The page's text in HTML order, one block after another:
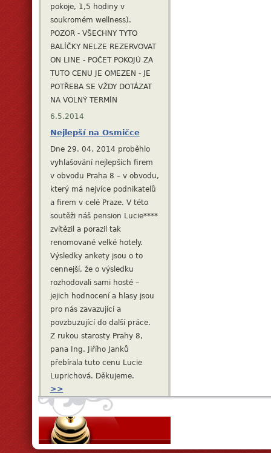
pokoje, 1,5 hodiny v
soukromém wellness).
POZOR - VŠECHNY TYTO
BALÍČKY NELZE REZERVOVAT
ON LINE - POČET POKOJÚ ZA
TUTO CENU JE OMEZEN - JE
POTŘEBA SE VŽDY DOTÁZAT
NA VOLNÝ TERMÍN
6.5.2014
Nejlepší na Osmičce
Dne 29. 04. 2014 proběhlo
vyhlašování nejlepších firem
v obvodu Praha 8 – v obvodu,
který má nejvíce podnikatelů
a firem v celé Praze. V této
soutěži náš pension Lucie****
zvítězil a porazil tak
renomované velké hotely.
Výsledky ankety jsou o to
cennejší, že o výsledku
rozhodovali sami hosté –
jejich hodnocení a hlasy jsou
pro nás zavazující a
povzbuzující do další práce.
Z rukou starosty Prahy 8,
pana Ing. Jiřího Janků
přebírala tuto cenu Lucie
Luprichová. Děkujeme.
>>